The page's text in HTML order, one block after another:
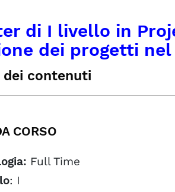
di I livello in
dei progetti
dei contenuti
DIDATTICI
DI CORSO
PARTNER
CORSO
Full Time
: I